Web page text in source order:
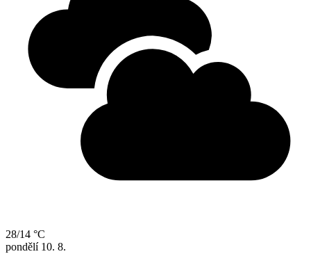
28/14 °C
pondělí 10. 8.